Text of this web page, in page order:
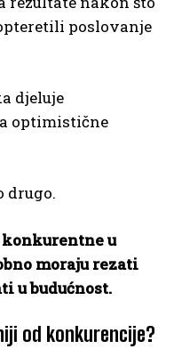
poslovanje
djeluje
optimistične
drugo.
u
moraju rezati
u budućnost.
od konkurencije?